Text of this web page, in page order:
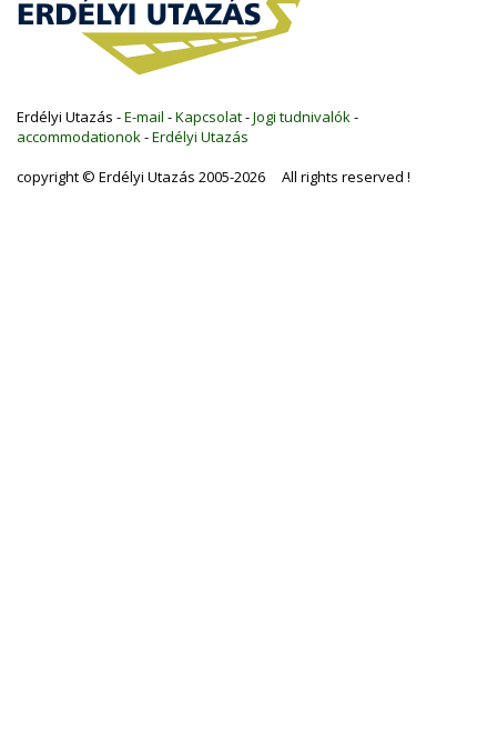
Erdélyi Utazás -E-mail -Kapcsolat-Jogi tudnivalók -
accommodationok -Erdélyi Utazás
copyright © Erdélyi Utazás 2005-2026 All rights reserved !